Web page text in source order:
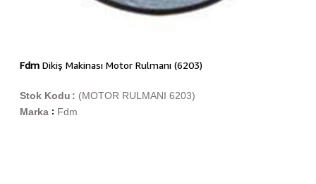
FdmDikiş Makinası Motor Rulmanı (6203)
(MOTOR RULMANI 6203)
Stok Kodu
Marka : Fdm